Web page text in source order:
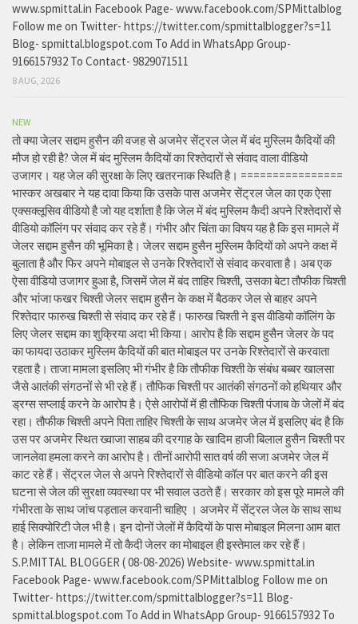
www.spmittal.in Facebook Page- www.facebook.com/SPMittalblog
Follow me on Twitter- https://twitter.com/spmittalblogger?s=11
Blog- spmittal.blogspot.com To Add in WhatsApp Group-
9166157932 To Contact- 9829071511
8 AUG, 2026
NEW
तो क्या जेलर सद्दाम हुसैन की वजह से अजमेर सेंट्रल जेल में बंद मुस्लिम कैदियों की
मौज हो रही है? जेल में बंद मुस्लिम कैदियों का रिश्तेदारों से संवाद वाला वीडियो
उजागर। यह जेल की सुरक्षा के लिए खतरनाक स्थिति है। ================
भास्कर अखबार ने यह दावा किया कि उसके पास अजमेर सेंट्रल जेल का एक ऐसा
एक्सक्लूसिव वीडियो है जो यह दर्शाता है कि जेल में बंद मुस्लिम कैदी अपने रिश्तेदारों से
वीडियो कॉलिंग पर संवाद कर रहे हैं। गंभीर और चिंता का विषय यह है कि इस मामले में
जेलर सद्दाम हुसैन की भूमिका है। जेलर सद्दाम हुसैन मुस्लिम कैदियों को अपने कक्ष में
बुलाता है और फिर अपने मोबाइल से उनके रिश्तेदारों से संवाद करवाता है। अब एक
ऐसा वीडियो उजागर हुआ है, जिसमें जेल में बंद ताहिर चिश्ती, उसका बेटा तौफीक चिश्ती
और भांजा फखर चिश्ती जेलर सद्दाम हुसैन के कक्ष में बैठकर जेल से बाहर अपने
रिश्तेदार फारुख चिश्ती से संवाद कर रहे हैं। फारुख चिश्ती ने इस वीडियो कॉलिंग के
लिए जेलर सद्दाम का शुक्रिया अदा भी किया। आरोप है कि सद्दाम हुसैन जेलर के पद
का फायदा उठाकर मुस्लिम कैदियों की बात मोबाइल पर उनके रिश्तेदारों से करवाता
रहता है। ताजा मामला इसलिए भी गंभीर है कि तौफीक चिश्ती के संबंध बब्बर खालसा
जैसे आतंकी संगठनों से भी रहे हैं। तौफिक चिश्ती पर आतंकी संगठनों को हथियार और
ड्रग्स सप्लाई करने के आरोप है। ऐसे आरोपों में ही तौफिक चिश्ती पंजाब के जेलों में बंद
रहा। तौफीक चिश्ती अपने पिता ताहिर चिश्ती के साथ अजमेर जेल में इसलिए बंद है कि
उस पर अजमेर स्थित ख्वाजा साहब की दरगाह के खादिम हाजी बिलाल हुसैन चिश्ती पर
जानलेवा हमला करने का आरोप है। तीनों आरोपी सात वर्ष की सजा अजमेर जेल में
काट रहे हैं। सेंट्रल जेल से अपने रिश्तेदारों से वीडियो कॉल पर बात करने की इस
घटना से जेल की सुरक्षा व्यवस्था पर भी सवाल उठते हैं। सरकार को इस पूरे मामले की
गंभीरता के साथ जांच पड़ताल करवानी चाहिए । अजमेर में सेंट्रल जेल के साथ साथ
हाई सिक्योरिटी जेल भी है। इन दोनों जेलों में कैदियों के पास मोबाइल मिलना आम बात
है। लेकिन ताजा मामले में तो कैदी जेलर का मोबाइल ही इस्तेमाल कर रहे हैं।
S.P.MITTAL BLOGGER ( 08-08-2026) Website- www.spmittal.in
Facebook Page- www.facebook.com/SPMittalblog Follow me on
Twitter- https://twitter.com/spmittalblogger?s=11 Blog-
spmittal.blogspot.com To Add in WhatsApp Group- 9166157932 To